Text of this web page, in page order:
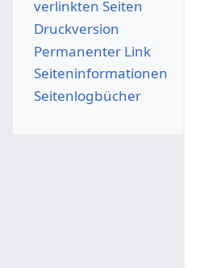
verlinkten Seiten
Druckversion
Permanenter Link
Seiten­­informationen
Seitenlogbücher